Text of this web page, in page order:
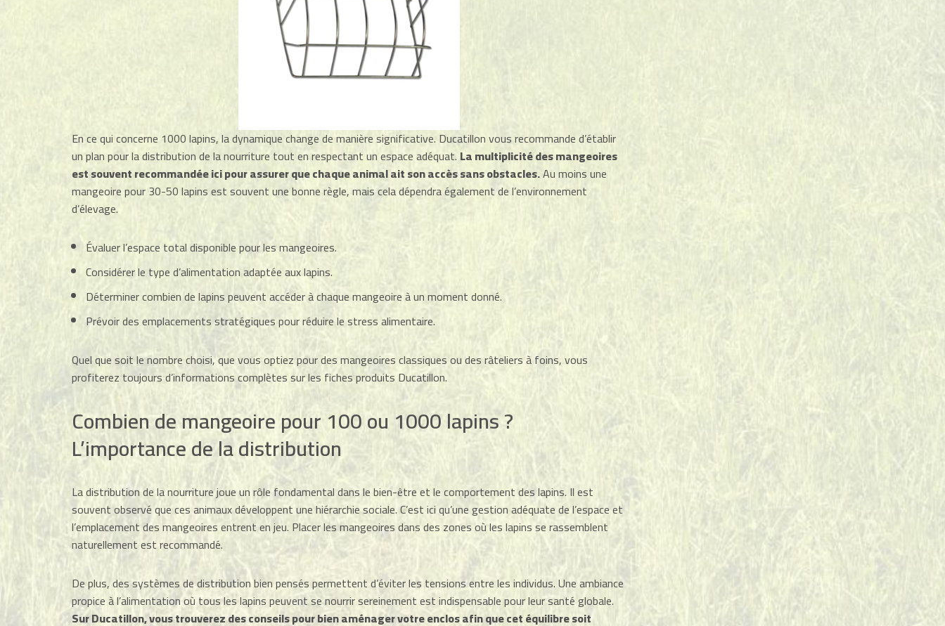
En ce qui concerne 1000 lapins, la dynamique change de manière significative. Ducatillon vous recommande d’établir
un plan pour la distribution de la nourriture tout en respectant un espace adéquat. La multiplicité des mangeoires
est souvent recommandée ici pour assurer que chaque animal ait son accès sans obstacles.Au moins une
mangeoire pour 30-50 lapins est souvent une bonne règle, mais cela dépendra également de l’environnement
d’élevage.
Évaluer l’espace total disponible pour les mangeoires.
Considérer le type d’alimentation adaptée aux lapins.
Déterminer combien de lapins peuvent accéder à chaque mangeoire à un moment donné.
Prévoir des emplacements stratégiques pour réduire le stress alimentaire.
Quel que soit le nombre choisi, que vous optiez pour des mangeoires classiques ou des râteliers à foins, vous
profiterez toujours d’informations complètes sur les fiches produits Ducatillon.
Combien de mangeoire pour 100 ou 1000 lapins ?
L’importance de la distribution
La distribution de la nourriture joue un rôle fondamental dans le bien-être et le comportement des lapins. Il est
souvent observé que ces animaux développent une hiérarchie sociale. C’est ici qu’une gestion adéquate de l’espace et
l’emplacement des mangeoires entrent en jeu. Placer les mangeoires dans des zones où les lapins se rassemblent
naturellement est recommandé.
De plus, des systèmes de distribution bien pensés permettent d’éviter les tensions entre les individus. Une ambiance
propice à l’alimentation où tous les lapins peuvent se nourrir sereinement est indispensable pour leur santé globale.
Sur Ducatillon, vous trouverez des conseils pour bien aménager votre enclos afin que cet équilibre soit